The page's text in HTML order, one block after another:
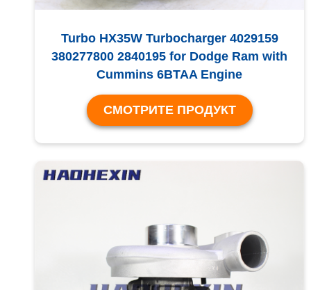
Turbo HX35W Turbocharger 4029159
380277800 2840195 for Dodge Ram with
Cummins 6BTAA Engine
СМОТРИТЕ ПРОДУКТ